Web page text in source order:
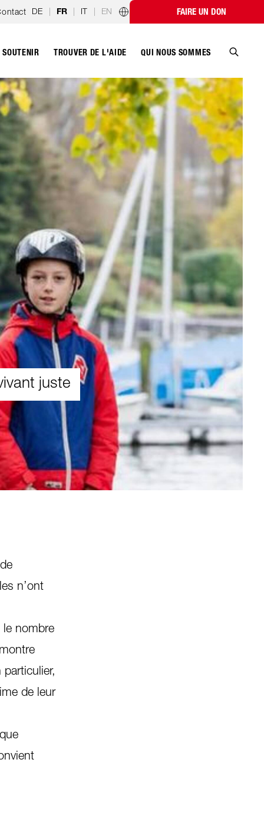
DE | FR | IT | EN
Programmes par paysFAIRE UN DON
SOUTENIR TROUVER DE L'AIDE QUI NOUS SOMMES
juste
n’ont
le nombre
de leur